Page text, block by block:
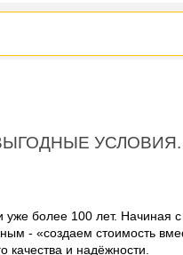
УСЛОВИЯ.
более 100 лет. Начиная
- «создаем стоимость
и надёжности.